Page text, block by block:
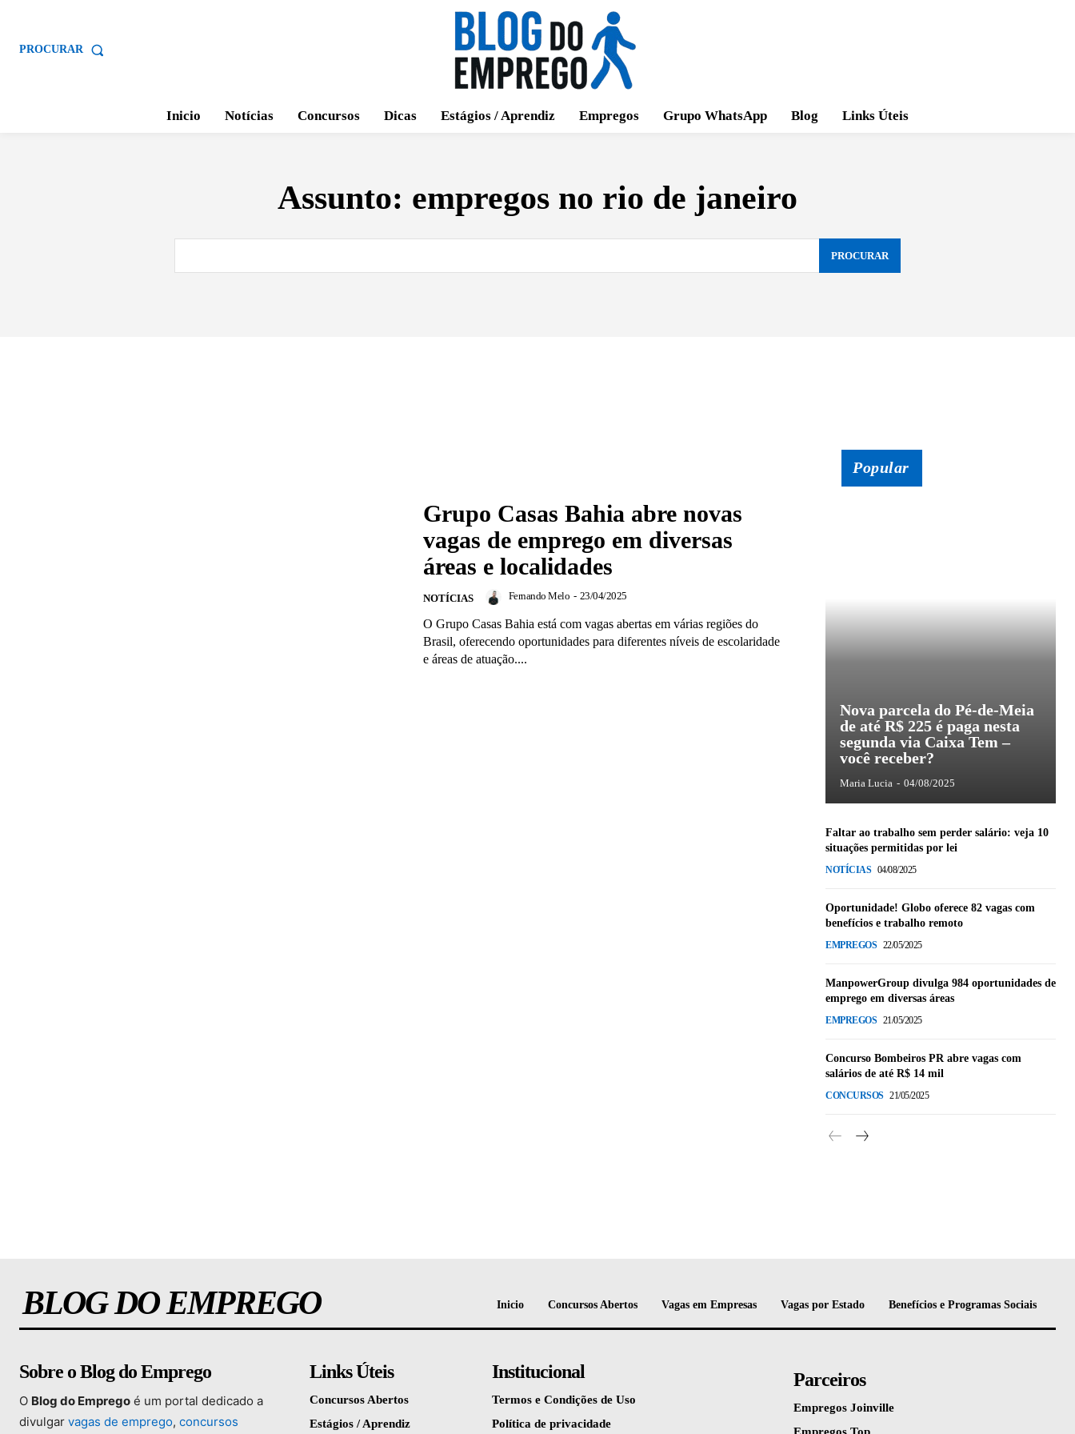
PROCURAR
Inicio Notícias Concursos Dicas Estágios / Aprendiz Empregos Grupo WhatsApp Blog Links Úteis
Assunto: empregos no rio de janeiro
PROCURAR
Grupo Casas Bahia abre novas
vagas de emprego em diversas
áreas e localidades
NOTÍCIAS Fernando Melo - 23/04/2025
O Grupo Casas Bahia está com vagas abertas em várias regiões do
Brasil, oferecendo oportunidades para diferentes níveis de escolaridade
e áreas de atuação....
Popular
Nova parcela do Pé-de-Meia
de até R$ 225 é paga nesta
segunda via Caixa Tem –
você receber?
Maria Lucia - 04/08/2025
Faltar ao trabalho sem perder salário: veja 10
situações permitidas por lei
NOTÍCIAS 04/08/2025
Oportunidade! Globo oferece 82 vagas com
benefícios e trabalho remoto
EMPREGOS 22/05/2025
ManpowerGroup divulga 984 oportunidades de
emprego em diversas áreas
EMPREGOS 21/05/2025
Concurso Bombeiros PR abre vagas com
salários de até R$ 14 mil
CONCURSOS 21/05/2025
BLOG DO EMPREGO Inicio Concursos Abertos Vagas em Empresas Vagas por Estado Benefícios e Programas Sociais
Sobre o Blog do Emprego
O Blog do Emprego é um portal dedicado a
divulgar vagas de emprego, concursos
Links Úteis
Concursos Abertos
Estágios / Aprendiz
Institucional
Termos e Condições de Uso
Política de privacidade
Parceiros
Empregos Joinville
Empregos Top